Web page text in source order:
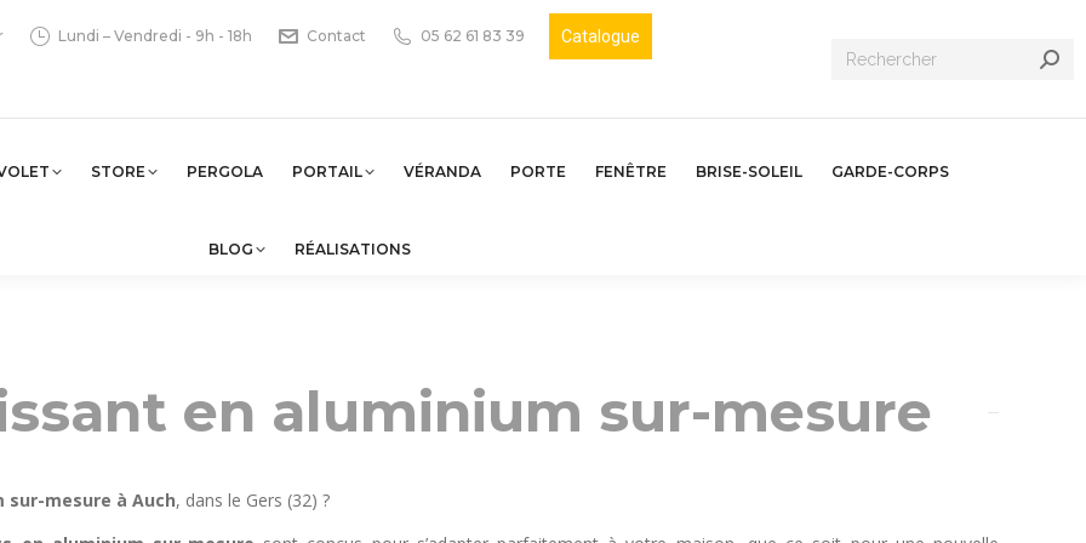
Lundi – Vendredi - 9h - 18h Contact 05 62 61 83 39 Catalogue
Recherche
STORE PERGOLA PORTAIL VÉRANDA PORTE FENÊTRE BRISE-SOLEIL GARDE-CORPS
BLOG RÉALISATIONS
en aluminium sur-mesure
sur-mesure à Auch, dans le Gers (32) ?